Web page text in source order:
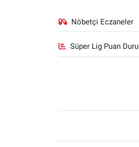
Nöbetçi Eczaneler
Süper Lig Puan